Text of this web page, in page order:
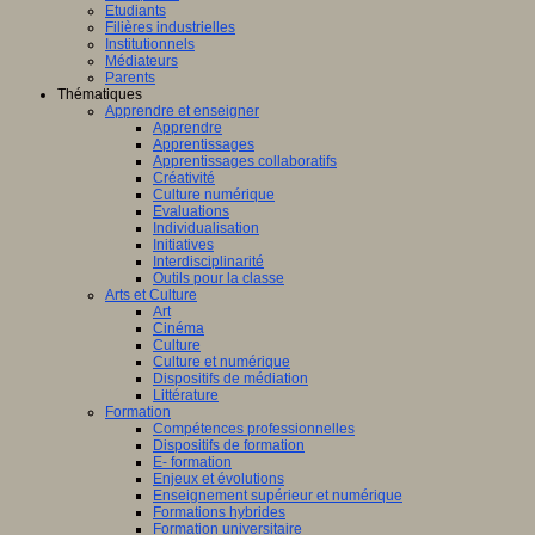
Etudiants
Filières industrielles
Institutionnels
Médiateurs
Parents
Thématiques
Apprendre et enseigner
Apprendre
Apprentissages
Apprentissages collaboratifs
Créativité
Culture numérique
Evaluations
Individualisation
Initiatives
Interdisciplinarité
Outils pour la classe
Arts et Culture
Art
Cinéma
Culture
Culture et numérique
Dispositifs de médiation
Littérature
Formation
Compétences professionnelles
Dispositifs de formation
E- formation
Enjeux et évolutions
Enseignement supérieur et numérique
Formations hybrides
Formation universitaire